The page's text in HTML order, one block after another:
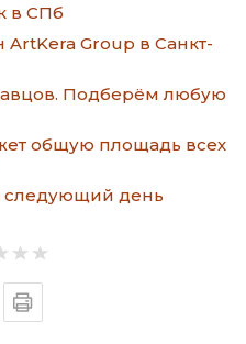
в СПб
Group в Санкт-
Подберём любую
общую площадь всех
следующий день